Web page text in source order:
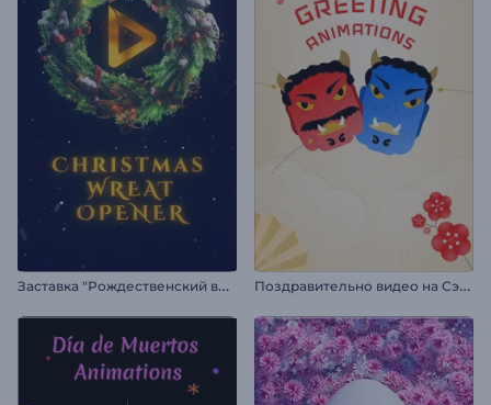
З
аставка "Рождественский венок" П
оздравительно видео на Сэцубун